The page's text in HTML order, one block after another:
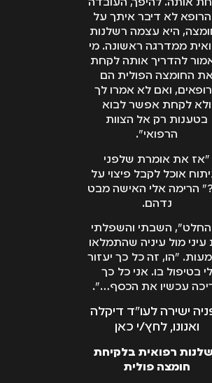
אותה. להיפך, העובדה
לא דיבר איתך על
היא עצמה רשלנות
ממדרגה ראשונה. מי
להדריך אותה לקחת
החומצה הפולית הם
ואם לא אמרו לך
ולא לקחת אפשר לבוא
בטענות רק אל הצוות
הרפואי".
"אז את אומרת שלפני
אוכל לקבל פיצוי על
הרימה אלי האישה מבט
נדהם.
השבתי והשפלתי
מול עיניה שהתמלאו
"הו, זה כל כך יעזור
לי בטיפול בו. אני כל כך
עכשיו את הכסף…".
ישירה לעו"ד דיקלה
ואנונו, לחץ/י כאן
רפואית בלקיחת
חומצה פולית